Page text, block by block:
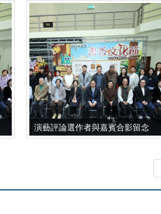
演藝評論選作者與嘉賓合影留念